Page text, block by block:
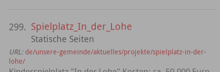
299. Spielplatz_In_der_Lohe
Statische Seiten
URL: de/unsere-gemeinde/aktuelles/projekte/spielplatz-in-der-
lohe/